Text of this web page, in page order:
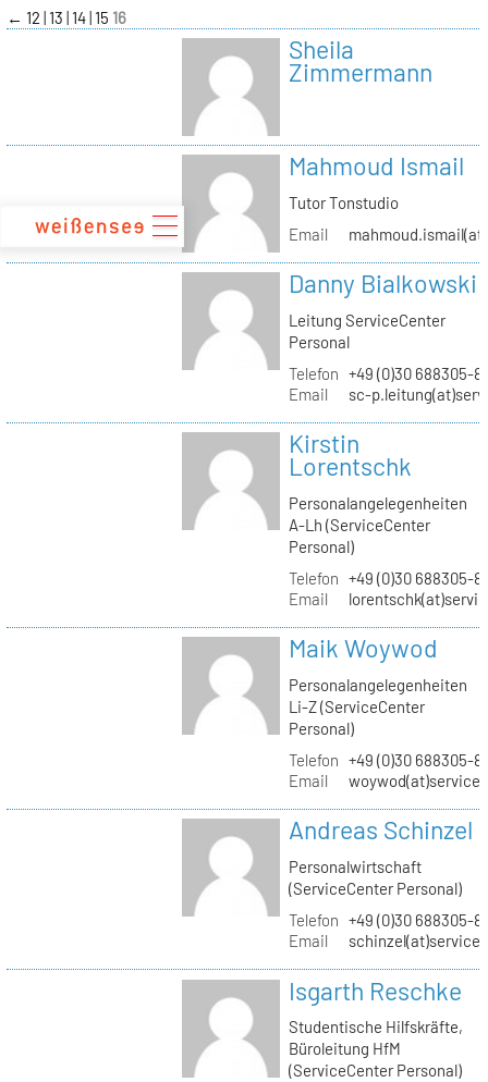
zum
Inhalt
← 12 13 14 15 16
Sheila
Zimmermann
Mahmoud Ismail
Tutor Tonstudio
Email
Danny Bialkowski
Leitung ServiceCenter
Personal
Telefon +49 (0)30 688305-
Email
sc-
Kirstin
Lorentschk
Personalangelegenheiten
A-Lh (ServiceCenter
Personal)
Telefon +49 (0)30 688305-
Email
Maik Woywod
Personalangelegenheiten
Li-Z (ServiceCenter
Personal)
Telefon +49 (0)30 688305-
Email
Andreas Schinzel
Personalwirtschaft
(ServiceCenter Personal)
Telefon +49 (0)30 688305-
Email
Isgarth Reschke
Studentische Hilfskräfte,
Büroleitung HfM
(ServiceCenter Personal)